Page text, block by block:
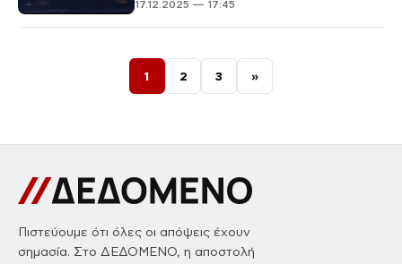
17.12.2025 — 17:45
Σελιδοποίηση άρθρων
1 2 3 »
Πιστεύουμε ότι όλες οι απόψεις έχουν
σημασία. Στο ΔΕΔΟΜΕΝΟ, η αποστολή